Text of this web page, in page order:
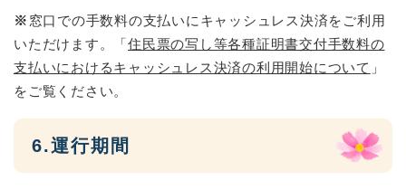
※ 窓口での手数料の支払いにキャッシュレス決済をご利用
いただけます。「住民票の写し等各種証明書交付手数料の
支払いにおけるキャッシュレス決済の利用開始について 」
をご覧ください。
6.運行期間